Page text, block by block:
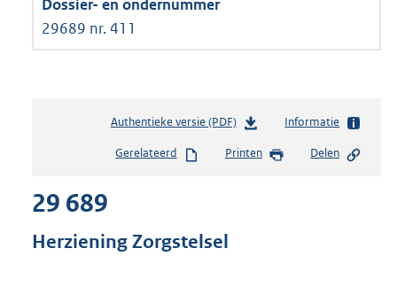
29689 nr. 411
Authentieke versie (PDF)b
s
Informatie
Gerelateerd Printen Delen
29 689
Herziening Zorgstelsel